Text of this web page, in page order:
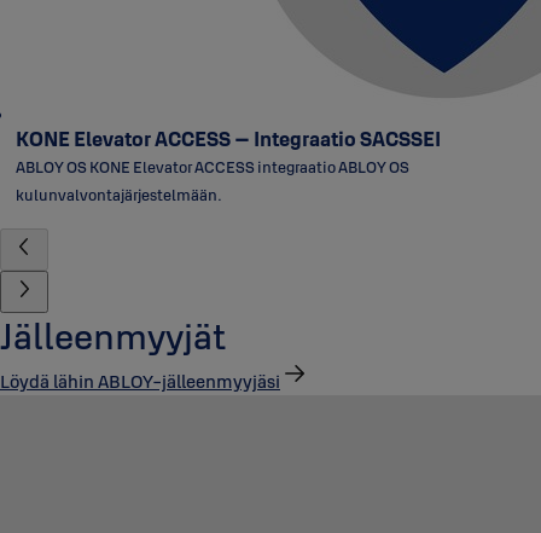
KONE Elevator ACCESS – Integraatio SACSSEI
ABLOY OS KONE Elevator ACCESS integraatio ABLOY OS
kulunvalvontajärjestelmään.
Jälleenmyyjät
Löydä lähin ABLOY-jälleenmyyjäsi